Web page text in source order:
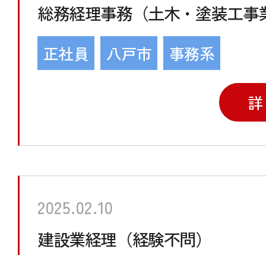
総務経理事務（土木・塗装工事
正社員 八戸市 事務系
2025.02.10
建設業経理（経験不問）